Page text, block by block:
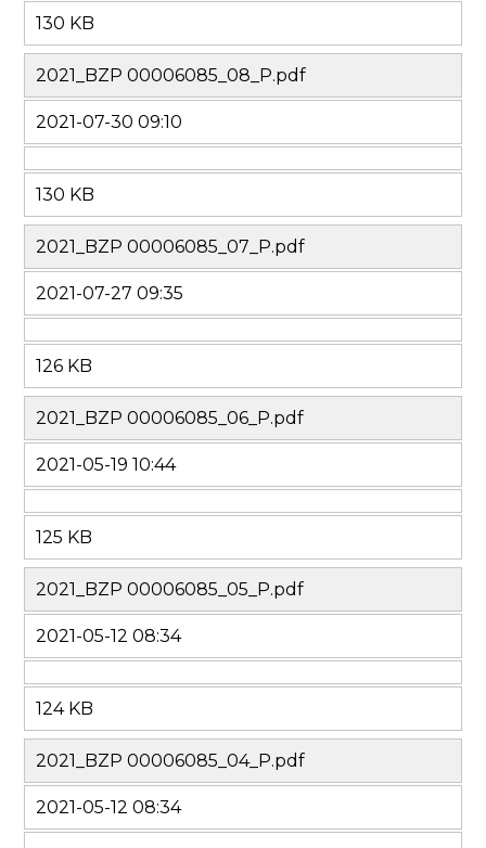
130 KB
2021_BZP 00006085_08_P.pdf
2021-07-30 09:10
130 KB
2021_BZP 00006085_07_P.pdf
2021-07-27 09:35
126 KB
2021_BZP 00006085_06_P.pdf
2021-05-19 10:44
125 KB
2021_BZP 00006085_05_P.pdf
2021-05-12 08:34
124 KB
2021_BZP 00006085_04_P.pdf
2021-05-12 08:34